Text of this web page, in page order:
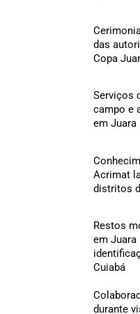
das
Copa
Serviços
campo e
em Juara
Acrimat
distritos
Restos
em Juara
Cuiabá
durante